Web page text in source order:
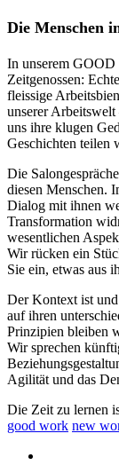
Die Menschen
In unserem GOOD
Zeitgenossen:
fleissige
unserer
uns ihre klugen
Geschichten teilen
Die
diesen Menschen.
Dialog mit ihnen
Transformation
wesentlichen
Wir rücken ein
Sie ein, etwas aus
Der Kontext ist
auf ihren
Prinzipien bleiben
Wir sprechen
Agilität und das
Die Zeit zu lernen
good work new